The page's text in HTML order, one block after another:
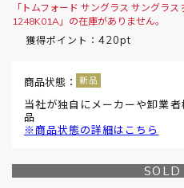
「トムフォード サングラス サングラ
1248K01A」の在庫がありません。
獲得ポイント： 420pt
商品状態：
当社が独自にメーカーや卸業
品
※商品状態の詳細はこちら
SOLD